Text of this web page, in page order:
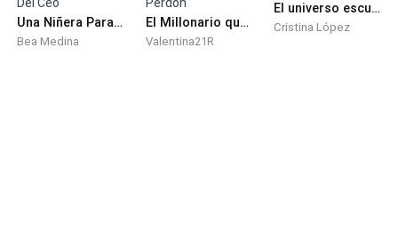
Una Niñera Para Los Tres Diablitos Del Ceo
Bea Medina
El Millonario que rogó por mi Perdón
Valentina21R
El universo escucho mal
Cristina López